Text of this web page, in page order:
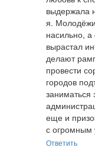
выдержала
я.
насильно, а
вырастал
делают
провести
городов
заниматься
еще и
с огромным
Ответить